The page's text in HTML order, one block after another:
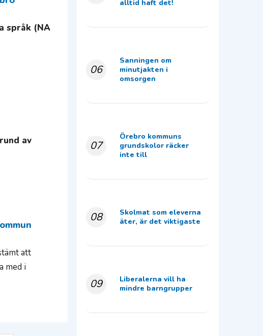
språk (NA
av
att
med i
alltid haft det!
06
Sanningen om
minutjakten i
omsorgen
07
Örebro kommuns
grundskolor räcker
inte till
08
Skolmat som eleverna
äter, är det viktigaste
09
Liberalerna vill ha
mindre barngrupper